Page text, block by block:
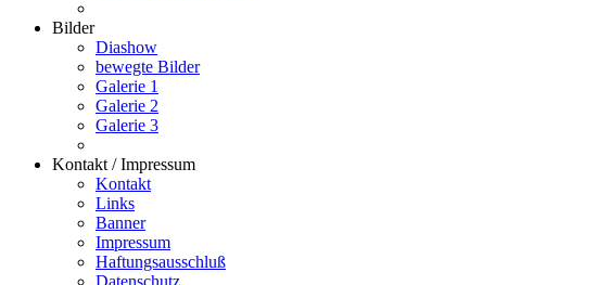
Bilder
Diashow
bewegte Bilder
Galerie 1
Galerie 2
Galerie 3
Kontakt / Impressum
Kontakt
Links
Banner
Impressum
Haftungsausschluß
Datenschutz